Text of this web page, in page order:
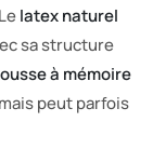
latex naturel
sa structure
à mémoire
peut parfois